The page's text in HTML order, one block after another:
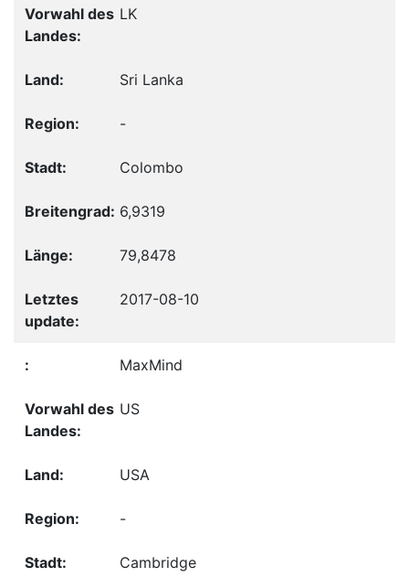
LK
Sri Lanka
-
Colombo
6,9319
79,8478
2017-08-10
MaxMind
US
USA
-
Cambridge